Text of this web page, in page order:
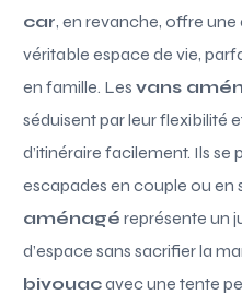
car, en revanche, offre
véritable espace de vie,
en famille. Lesvans
séduisent par leur flexibilité
d’itinéraire facilement. Ils
escapades en couple ou en
aménagé représente un
d’espace sans sacrifier la
bivouacavec une tente